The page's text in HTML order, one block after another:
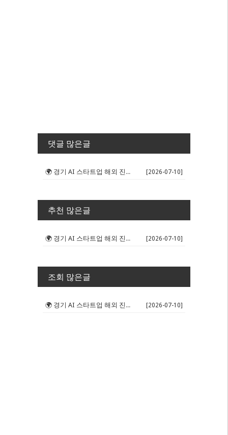
댓글 많은글
🌍 경기 AI 스타트업 해외 진출 판... [2026-07-10]
추천 많은글
🌍 경기 AI 스타트업 해외 진출 판... [2026-07-10]
조회 많은글
🌍 경기 AI 스타트업 해외 진출 판... [2026-07-10]